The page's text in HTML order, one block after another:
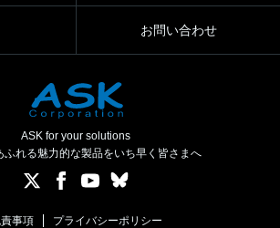
お問い合わせ
ASK for your solutions
ふれる魅力的な製品をいち早く皆さまへ
事項 プライバシーポリシー